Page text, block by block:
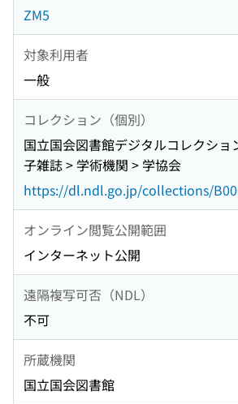
ZM5
対象利用者
一般
コレクション（個別）
国立国会図書館デジタルコレクショ
子雑誌 > 学術機関 > 学協会
https://dl.ndl.go.jp/collections/
オンライン閲覧公開範囲
インターネット公開
遠隔複写可否（NDL）
不可
所蔵機関
国立国会図書館